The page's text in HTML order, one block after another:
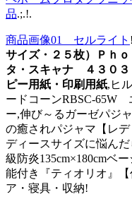
品.;.!.
商品画像01 セルライト !
サイズ・２５枚）Ｐ
タ・スキャナ ４３０
ピー用紙・印刷用紙,ヒ
ードコーンRBSC-65W
ー,伸び～るガーゼパジ
の癒されパジャマ【レ
ディースサイズに悩ん
級防炎135cm×180cmベ
能付き『ティオリオ』
ア・寝具・収納!